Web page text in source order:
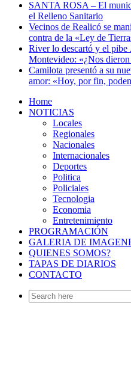
SANTA ROSA – El
el Relleno Sanitario
Vecinos de Realicó se
contra de la «Ley de
River lo descartó y el pibe
Montevideo: «¿Nos dieron
Camilota presentó a su
amor: «Hoy, por fin,
Home
NOTICIAS
Locales
Regionales
Nacionales
Internacionales
Deportes
Politica
Policiales
Tecnologia
Economia
Entretenimiento
PROGRAMACIÓN
GALERIA DE
QUIENES SOMOS?
TAPAS DE DIARIOS
CONTACTO
Search
for: